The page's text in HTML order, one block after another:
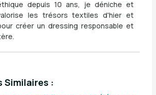
depuis 10 ans, je déniche et
les trésors textiles d'hier et
créer un dressing responsable et
Similaires :